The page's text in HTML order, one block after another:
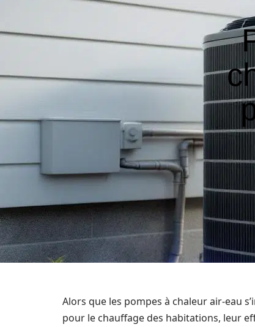
Alors que les pompes à chaleur air-eau
pour le chauffage des habitations, leur